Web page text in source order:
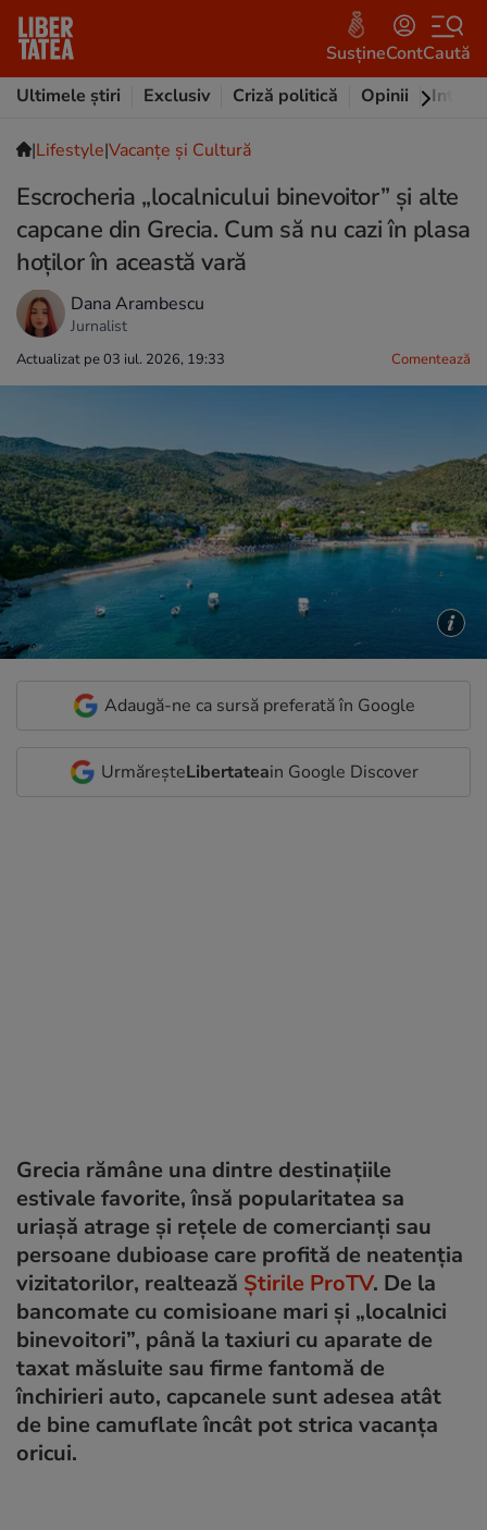
SusțineContCaută
Ultimele știri
Exclusiv Criză politică Opinii
|Lifestyle|Vacanțe și Cultură
Escrocheria „localnicului binevoitor” și alte
capcane din Grecia. Cum să nu cazi în plasa
hoților în această vară
Dana Arambescu
Jurnalist
Actualizat pe 03 iul. 2026, 19:33 Comentează
Adaugă-ne ca sursă preferată în Google
UrmăreșteLibertateain Google Discover
Grecia rămâne una dintre destinațiile
estivale favorite, însă popularitatea sa
uriașă atrage și rețele de comercianți sau
persoane dubioase care profită de neatenția
vizitatorilor, realtează Știrile ProTV. De la
bancomate cu comisioane mari și „localnici
binevoitori”, până la taxiuri cu aparate de
taxat măsluite sau firme fantomă de
închirieri auto, capcanele sunt adesea atât
de bine camuflate încât pot strica vacanța
oricui.